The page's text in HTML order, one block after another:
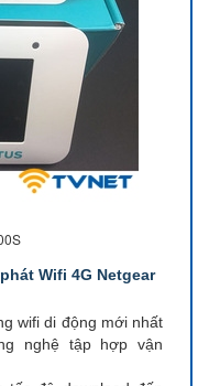
Wifi 4G Netgear
wifi di động mới nhất
nghệ tập hợp vận